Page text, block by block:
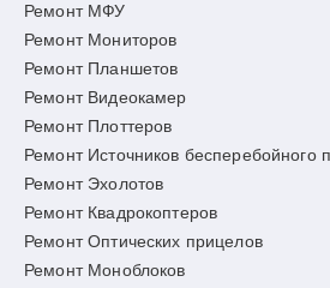
Ремонт МФУ
Ремонт Мониторов
Ремонт Планшетов
Ремонт Видеокамер
Ремонт Плоттеров
Ремонт Источников бесперебойного
Ремонт Эхолотов
Ремонт Квадрокоптеров
Ремонт Оптических прицелов
Ремонт Моноблоков